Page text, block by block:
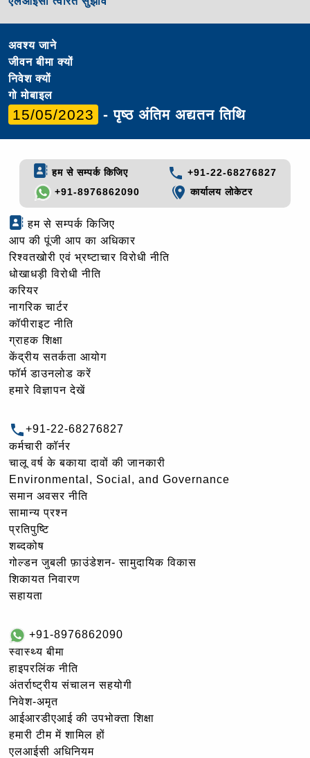
अवश्य जाने
जीवन बीमा क्यों
निवेश क्यों
गो मोबाइल
15/05/2023 - पृष्ठ अंतिम अद्यतन तिथि
हम से सम्पर्क किजिए
+91-22-68276827
+91-8976862090
कार्यालय लोकेटर
हम से सम्पर्क किजिए
आप की पूंजी आप का अधिकार
रिश्वतखोरी एवं भ्रष्टाचार विरोधी नीति
धोखाधड़ी विरोधी नीति
करियर
नागरिक चार्टर
कॉपीराइट नीति
ग्राहक शिक्षा
केंद्रीय सतर्कता आयोग
फॉर्म डाउनलोड करें
हमारे विज्ञापन देखें
+91-22-68276827
कर्मचारी कॉर्नर
चालू वर्ष के बकाया दावों की जानकारी
Environmental, Social, and Governance
समान अवसर नीति
सामान्य प्रश्न
प्रतिपुष्टि
शब्दकोष
गोल्‍डन जुबली फ़ाउंडेशन- सामुदायिक विकास
शिकायत निवारण
सहायता
+91-8976862090
स्वास्थ्य बीमा
हाइपरलिंक नीति
अंतर्राष्ट्रीय संचालन सहयोगी
निवेश-अमृत
आईआरडीएआई की उपभोक्ता शिक्षा
हमारी टीम में शामिल हों
एलआईसी अधिनियम